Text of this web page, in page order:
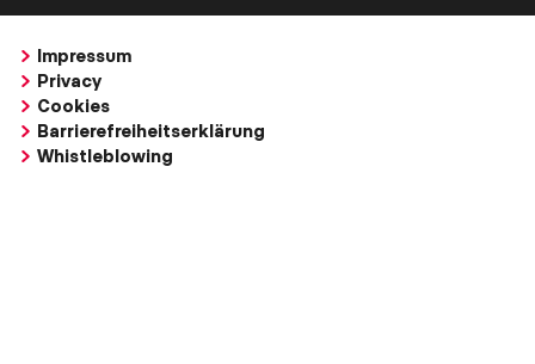
Impressum
Privacy
Cookies
Barrierefreiheitserklärung
Whistleblowing